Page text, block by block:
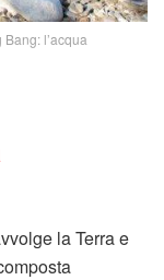
l’acqua
la Terra e